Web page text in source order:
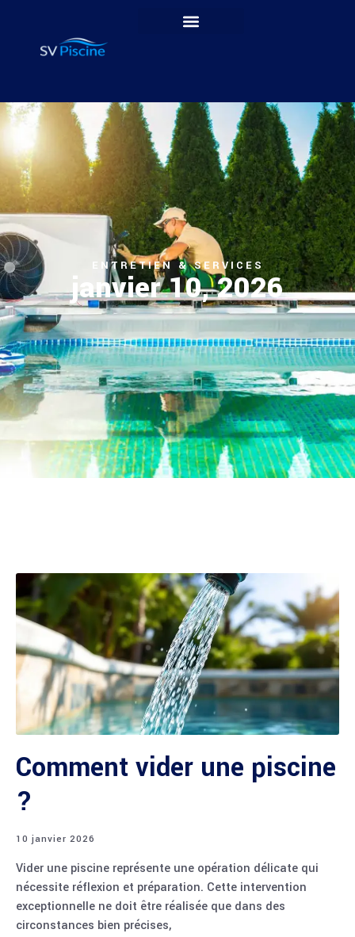
ENTRETIEN & SERVICES
janvier 10, 2026
Comment vider une piscine​
?
10 janvier 2026
Vider une piscine représente une opération délicate qui
nécessite réflexion et préparation. Cette intervention
exceptionnelle ne doit être réalisée que dans des
circonstances bien précises,